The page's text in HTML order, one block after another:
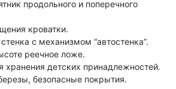
продольного и поперечного
кроватки.
с механизмом “автостенка”.
реечное ложе.
детских принадлежностей.
безопасные покрытия.